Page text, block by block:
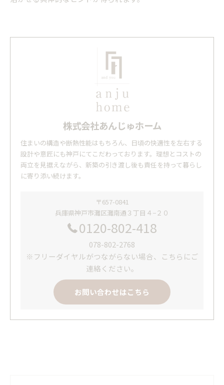
株式会社あんじゅホーム
住まいの構造や断熱性能はもちろん、日頃の快適性を左右する
設計や意匠にも神戸にてこだわっております。理想とコストの
両立を見据えながら、新築の引き渡し後も責任を持って暮らし
に寄り添い続けます。
〒657-0841
兵庫県神戸市灘区灘南通３丁目４−２０
0120-802-418
078-802-2768
※フリーダイヤルがつながらない場合、こちらにご
連絡ください。
お問い合わせはこちら